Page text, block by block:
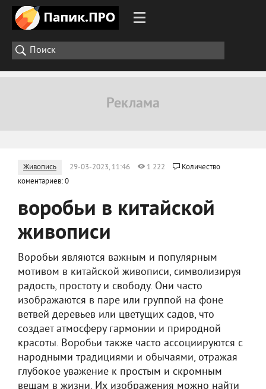
Живопись 29-03-2023, 11:46 1 222
Количество
коментариев: 0
воробьи в китайской
живописи
Воробьи являются важным и популярным
мотивом в китайской живописи, символизируя
радость, простоту и свободу. Они часто
изображаются в паре или группой на фоне
ветвей деревьев или цветущих садов, что
создает атмосферу гармонии и природной
красоты. Воробьи также часто ассоциируются с
народными традициями и обычаями, отражая
глубокое уважение к простым и скромным